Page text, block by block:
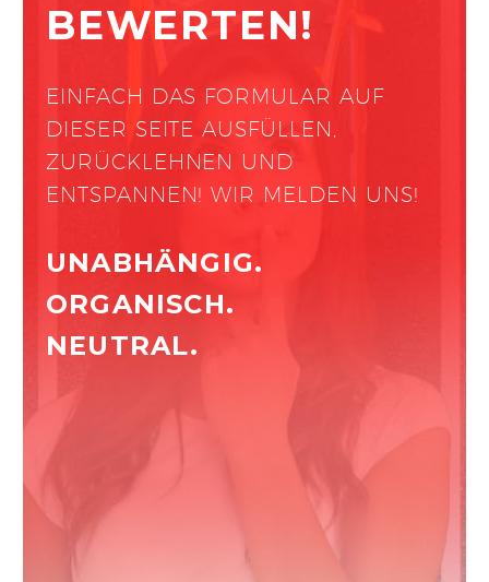
BEWERTEN!
EINFACH DAS FORMULAR AUF
DIESER SEITE AUSFÜLLEN,
ZURÜCKLEHNEN UND
ENTSPANNEN! WIR MELDEN UNS!
UNABHÄNGIG.
ORGANISCH.
NEUTRAL.